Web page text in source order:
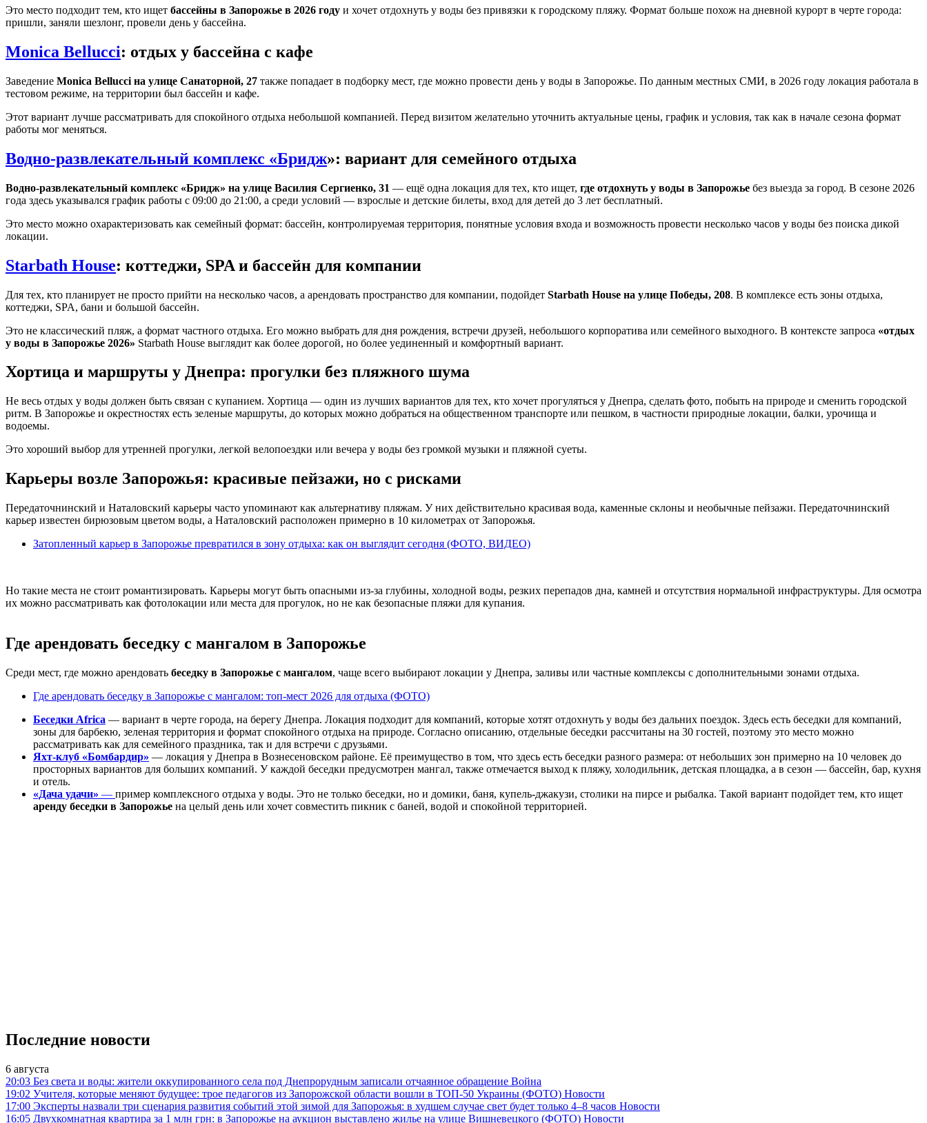
Это место подходит тем, кто ищет бассейны в Запорожье в 2026 году и хочет отдохнуть у воды без привязки к городскому пляжу. Формат больше похож на дневной курорт в черте города:
пришли, заняли шезлонг, провели день у бассейна.
Monica Bellucci: отдых у бассейна с кафе
Заведение Monica Bellucci на улице Санаторной, 27 также попадает в подборку мест, где можно провести день у воды в Запорожье. По данным местных СМИ, в 2026 году локация работала в
тестовом режиме, на территории был бассейн и кафе.
Этот вариант лучше рассматривать для спокойного отдыха небольшой компанией. Перед визитом желательно уточнить актуальные цены, график и условия, так как в начале сезона формат
работы мог меняться.
Водно-развлекательный комплекс «Бридж»: вариант для семейного отдыха
Водно-развлекательный комплекс «Бридж» на улице Василия Сергиенко, 31 — ещё одна локация для тех, кто ищет, где отдохнуть у воды в Запорожье без выезда за город. В сезоне 2026
года здесь указывался график работы с 09:00 до 21:00, а среди условий — взрослые и детские билеты, вход для детей до 3 лет бесплатный.
Это место можно охарактеризовать как семейный формат: бассейн, контролируемая территория, понятные условия входа и возможность провести несколько часов у воды без поиска дикой
локации.
Starbath House: коттеджи, SPA и бассейн для компании
Для тех, кто планирует не просто прийти на несколько часов, а арендовать пространство для компании, подойдет Starbath House на улице Победы, 208. В комплексе есть зоны отдыха,
коттеджи, SPA, бани и большой бассейн.
Это не классический пляж, а формат частного отдыха. Его можно выбрать для дня рождения, встречи друзей, небольшого корпоратива или семейного выходного. В контексте запроса «отдых
у воды в Запорожье 2026» Starbath House выглядит как более дорогой, но более уединенный и комфортный вариант.
Хортица и маршруты у Днепра: прогулки без пляжного шума
Не весь отдых у воды должен быть связан с купанием. Хортица — один из лучших вариантов для тех, кто хочет прогуляться у Днепра, сделать фото, побыть на природе и сменить городской
ритм. В Запорожье и окрестностях есть зеленые маршруты, до которых можно добраться на общественном транспорте или пешком, в частности природные локации, балки, урочища и
водоемы.
Это хороший выбор для утренней прогулки, легкой велопоездки или вечера у воды без громкой музыки и пляжной суеты.
Карьеры возле Запорожья: красивые пейзажи, но с рисками
Передаточнинский и Наталовский карьеры часто упоминают как альтернативу пляжам. У них действительно красивая вода, каменные склоны и необычные пейзажи. Передаточнинский
карьер известен бирюзовым цветом воды, а Наталовский расположен примерно в 10 километрах от Запорожья.
Затопленный карьер в Запорожье превратился в зону отдыха: как он выглядит сегодня (ФОТО, ВИДЕО)
Но такие места не стоит романтизировать. Карьеры могут быть опасными из-за глубины, холодной воды, резких перепадов дна, камней и отсутствия нормальной инфраструктуры. Для осмотра
их можно рассматривать как фотолокации или места для прогулок, но не как безопасные пляжи для купания.
Где арендовать беседку с мангалом в Запорожье
Среди мест, где можно арендовать беседку в Запорожье с мангалом, чаще всего выбирают локации у Днепра, заливы или частные комплексы с дополнительными зонами отдыха.
Где арендовать беседку в Запорожье с мангалом: топ-мест 2026 для отдыха (ФОТО)
Беседки Africa — вариант в черте города, на берегу Днепра. Локация подходит для компаний, которые хотят отдохнуть у воды без дальних поездок. Здесь есть беседки для компаний,
зоны для барбекю, зеленая территория и формат спокойного отдыха на природе. Согласно описанию, отдельные беседки рассчитаны на 30 гостей, поэтому это место можно
рассматривать как для семейного праздника, так и для встречи с друзьями.
Яхт-клуб «Бомбардир» — локация у Днепра в Вознесеновском районе. Её преимущество в том, что здесь есть беседки разного размера: от небольших зон примерно на 10 человек до
просторных вариантов для больших компаний. У каждой беседки предусмотрен мангал, также отмечается выход к пляжу, холодильник, детская площадка, а в сезон — бассейн, бар, кухня
и отель.
«Дача удачи» — пример комплексного отдыха у воды. Это не только беседки, но и домики, баня, купель-джакузи, столики на пирсе и рыбалка. Такой вариант подойдет тем, кто ищет
аренду беседки в Запорожье на целый день или хочет совместить пикник с баней, водой и спокойной территорией.
Последние новости
6 августа
20:03 Без света и воды: жители оккупированного села под Днепрорудным записали отчаянное обращение Война
19:02 Учителя, которые меняют будущее: трое педагогов из Запорожской области вошли в ТОП-50 Украины (ФОТО) Новости
17:00 Эксперты назвали три сценария развития событий этой зимой для Запорожья: в худшем случае свет будет только 4–8 часов Новости
16:05 Двухкомнатная квартира за 1 млн грн: в Запорожье на аукцион выставлено жилье на улице Вишневецкого (ФОТО) Новости